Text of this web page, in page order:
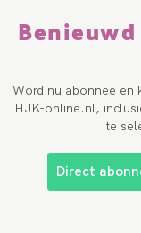
Word nu abonnee en
HJK-online.nl,
te
Direct